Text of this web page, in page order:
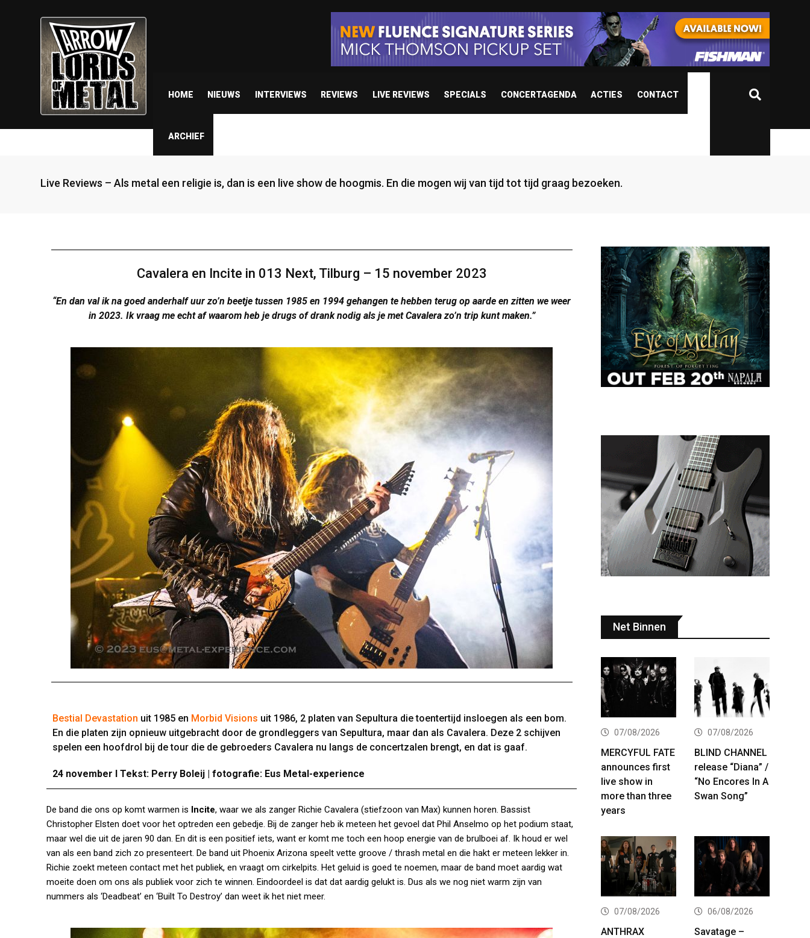
HOME NIEUWS INTERVIEWS REVIEWS LIVE REVIEWS SPECIALS CONCERTAGENDA ACTIES CONTACT
ARCHIEF
Live Reviews – Als metal een religie is, dan is een live show de hoogmis. En die mogen wij van tijd tot tijd graag bezoeken.
Cavalera en Incite in 013 Next, Tilburg – 15 november 2023
“En dan val ik na goed anderhalf uur zo’n beetje tussen 1985 en 1994 gehangen te hebben terug op aarde en zitten we weer
in 2023. Ik vraag me echt af waarom heb je drugs of drank nodig als je met Cavalera zo’n trip kunt maken.”
Bestial Devastation uit 1985 en Morbid Visions uit 1986, 2 platen van Sepultura die toentertijd insloegen als een bom.
En die platen zijn opnieuw uitgebracht door de grondleggers van Sepultura, maar dan als Cavalera. Deze 2 schijven
spelen een hoofdrol bij de tour die de gebroeders Cavalera nu langs de concertzalen brengt, en dat is gaaf.
24 november I Tekst: Perry Boleij | fotografie: Eus Metal-experience
De band die ons op komt warmen is Incite, waar we als zanger Richie Cavalera (stiefzoon van Max) kunnen horen. Bassist
Christopher Elsten doet voor het optreden een gebedje. Bij de zanger heb ik meteen het gevoel dat Phil Anselmo op het podium staat,
maar wel die uit de jaren 90 dan. En dit is een positief iets, want er komt me toch een hoop energie van de brulboei af. Ik houd er wel
van als een band zich zo presenteert. De band uit Phoenix Arizona speelt vette groove / thrash metal en die hakt er meteen lekker in.
Richie zoekt meteen contact met het publiek, en vraagt om cirkelpits. Het geluid is goed te noemen, maar de band moet aardig wat
moeite doen om ons als publiek voor zich te winnen. Eindoordeel is dat dat aardig gelukt is. Dus als we nog niet warm zijn van
nummers als ‘Deadbeat’ en ‘Built To Destroy’ dan weet ik het niet meer.
Net Binnen
07/08/2026
MERCYFUL FATE
announces first
live show in
more than three
years
07/08/2026
BLIND CHANNEL
release “Diana” /
“No Encores In A
Swan Song”
07/08/2026
ANTHRAX
06/08/2026
Savatage –